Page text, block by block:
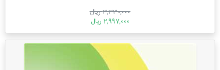
3,330,000 ریال
2,997,000 ریال